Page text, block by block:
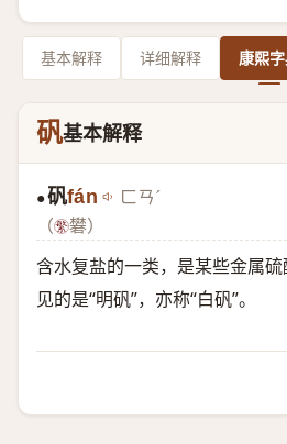
基本解释 详细解释 康熙
矾基本解释
●矾fán ㄈㄢˊ
（
礬）
含水复盐的一类，是某些金属
见的是“明矾”，亦称“白矾”。